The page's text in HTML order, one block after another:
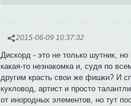
2015-06-09 10:37:32
Дискорд - это не только шутник,
какая-то незнакомка и, судя по
другим красть свои же фишки? И
кукловод, артист и просто
от инородных элементов, но тут